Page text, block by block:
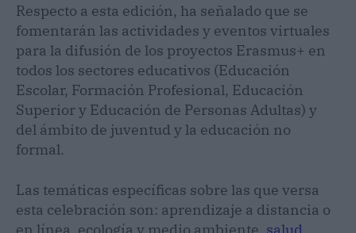
Respecto a esta edición, ha señalado que se
fomentarán las actividades y eventos virtuales
para la difusión de los proyectos Erasmus+ en
todos los sectores educativos (Educación
Escolar, Formación Profesional, Educación
Superior y Educación de Personas Adultas) y
del ámbito de juventud y la educación no
formal.
Las temáticas específicas sobre las que versa
esta celebración son: aprendizaje a distancia o
en línea, ecología y medio ambiente, salud